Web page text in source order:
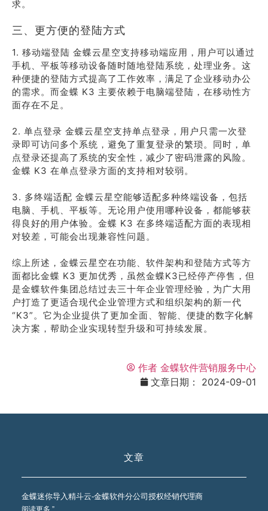
求。
三、更方便的登陆方式
1. 移动端登陆 金蝶云星空支持移动端应用，用户可以通过
手机、平板等移动设备随时随地登陆系统，处理业务。这
种便捷的登陆方式提高了工作效率，满足了企业移动办公
的需求。而金蝶 K3 主要依赖于电脑端登陆，在移动性方
面存在不足。
2. 单点登录 金蝶云星空支持单点登录，用户只需一次登
录即可访问多个系统，避免了重复登录的繁琐。同时，单
点登录还提高了系统的安全性，减少了密码泄露的风险。
金蝶 K3 在单点登录方面的支持相对较弱。
3. 多终端适配 金蝶云星空能够适配多种终端设备，包括
电脑、手机、平板等。无论用户使用哪种设备，都能够获
得良好的用户体验。金蝶 K3 在多终端适配方面的表现相
对较差，可能会出现兼容性问题。
综上所述，金蝶云星空在功能、软件架构和登陆方式等方
面都比金蝶 K3 更加优秀，虽然金蝶K3已经停产停售，但
是金蝶软件集团总结过去三十年企业管理经验，为广大用
户打造了更适合现代企业管理方式和组织架构的新一代
“K3”。它为企业提供了更加全面、智能、便捷的数字化解
决方案，帮助企业实现转型升级和可持续发展。
作者 金蝶软件营销服务中心
文章日期：
2024-09-01
文章
金蝶迷你导入精斗云-金蝶软件分公司授权经销代理商
阅读更多 ”